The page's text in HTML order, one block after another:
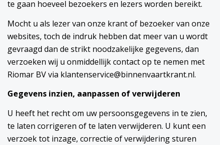
te gaan hoeveel bezoekers en lezers worden bereikt.
Mocht u als lezer van onze krant of bezoeker van onze
websites, toch de indruk hebben dat meer van u wordt
gevraagd dan de strikt noodzakelijke gegevens, dan
verzoeken wij u onmiddellijk contact op te nemen met
Riomar BV via klantenservice@binnenvaartkrant.nl.
Gegevens inzien, aanpassen of verwijderen
U heeft het recht om uw persoonsgegevens in te zien,
te laten corrigeren of te laten verwijderen. U kunt een
verzoek tot inzage, correctie of verwijdering sturen